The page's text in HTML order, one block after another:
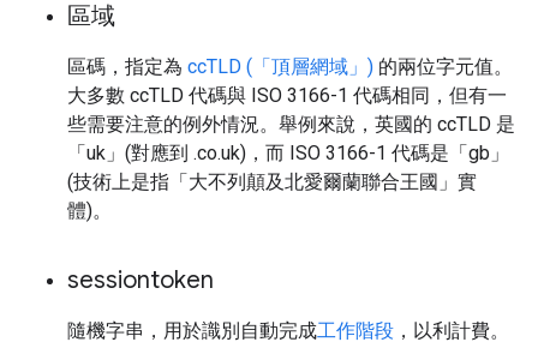
區域
區碼，指定為 ccTLD (「頂層網域」) 的兩位字元值。
大多數 ccTLD 代碼與 ISO 3166-1 代碼相同，但有一
些需要注意的例外情況。舉例來說，英國的 ccTLD 是
「uk」(對應到 .co.uk)，而 ISO 3166-1 代碼是「gb」
(技術上是指「大不列顛及北愛爾蘭聯合王國」實
體)。
sessiontoken
隨機字串，用於識別自動完成工作階段 ，以利計費。